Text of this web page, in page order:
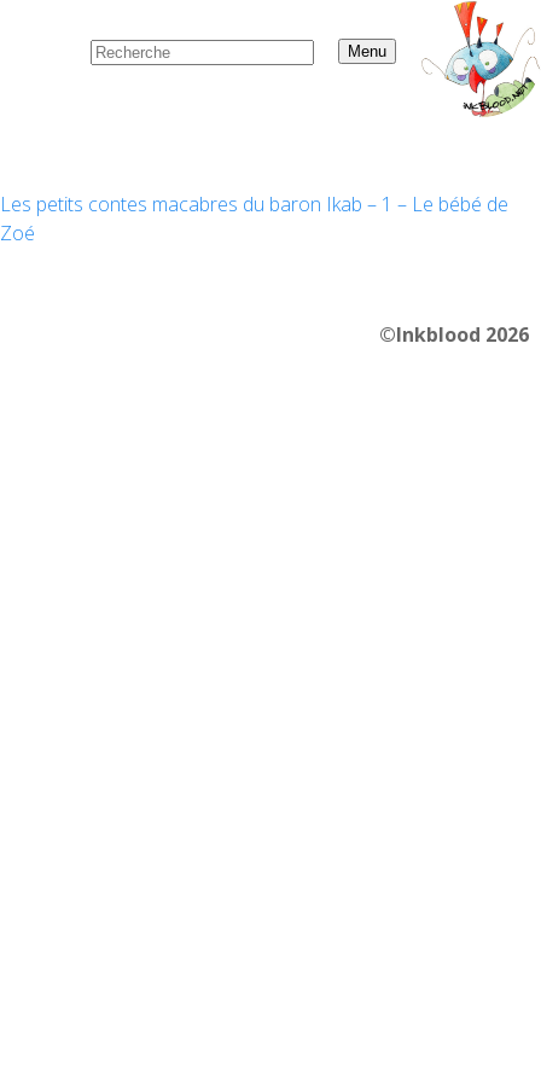
Menu
Les petits contes macabres du baron Ikab – 1 – Le bébé de
Zoé
©Inkblood 2026